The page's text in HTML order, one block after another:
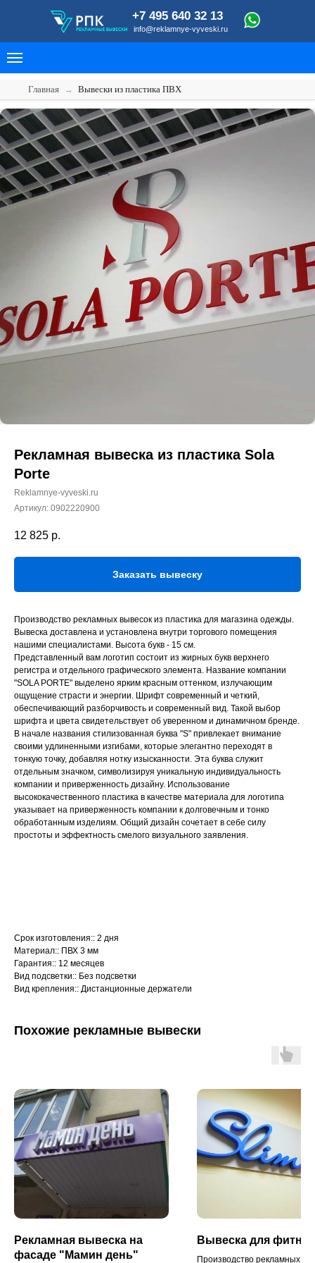
+7 495 640 32 13
info@reklamnye-vyveski.ru
Рекламная вывеска из пластика Sola
Porte
Reklamnye-vyveski.ru
Артикул: 0902220900
12 825 р.
Заказать вывеску
Производство рекламных вывесок из пластика для магазина одежды.
Вывеска доставлена и установлена внутри торгового помещения
нашими специалистами. Высота букв - 15 см.
Представленный вам логотип состоит из жирных букв верхнего
регистра и отдельного графического элемента. Название компании
"SOLA PORTE" выделено ярким красным оттенком, излучающим
ощущение страсти и энергии. Шрифт современный и четкий,
обеспечивающий разборчивость и современный вид. Такой выбор
шрифта и цвета свидетельствует об уверенном и динамичном бренде.
В начале названия стилизованная буква "S" привлекает внимание
своими удлиненными изгибами, которые элегантно переходят в
тонкую точку, добавляя нотку изысканности. Эта буква служит
отдельным значком, символизируя уникальную индивидуальность
компании и приверженность дизайну. Использование
высококачественного пластика в качестве материала для логотипа
указывает на приверженность компании к долговечным и тонко
обработанным изделиям. Общий дизайн сочетает в себе силу
простоты и эффектность смелого визуального заявления.
Срок изготовления:: 2 дня
Материал:: ПВХ 3 мм
Гарантия:: 12 месяцев
Вид подсветки:: Без подсветки
Вид крепления:: Дистанционные держатели
Похожие рекламные вывески
Рекламная вывеска на
фасаде "Мамин день"
Вывеска для
Производство рекламных
Главная → Вывески из пластика ПВХ